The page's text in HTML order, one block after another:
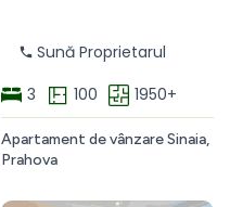
Sună Proprietarul
3
100 1950+
Apartament de vânzare Sinaia,
Prahova